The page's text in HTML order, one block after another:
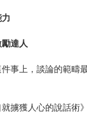
達人
事上，談論的範疇
擄獲人心的說話術